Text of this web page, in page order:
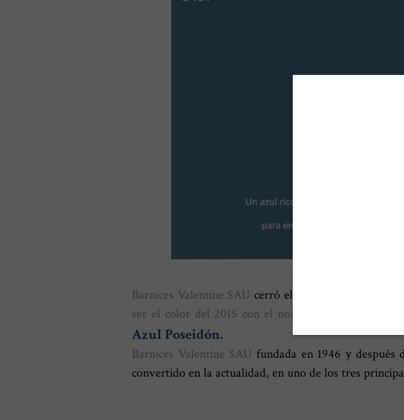
Barnices Valentine SAU cerró el año con el
ser el color del 2015 con el nombre de Marsalla
Azul Poseidón.
Barnices Valentine SAU fundada en 1946 y después
convertido en la actualidad, en uno de los tres